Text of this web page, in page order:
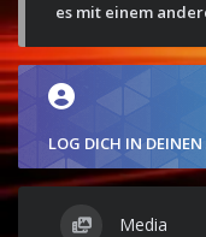
es mit einem
LOG DICH IN
Media